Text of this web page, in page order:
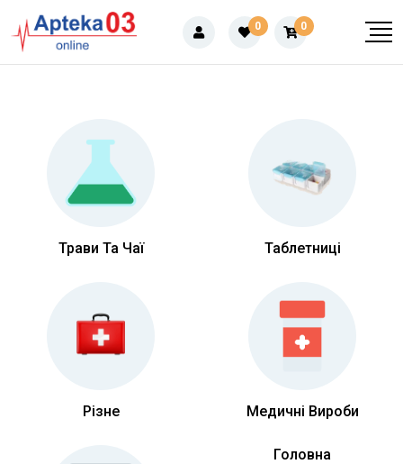
0 0
Трави Та Чаї Таблетниці
Різне Медичні Вироби
Головна